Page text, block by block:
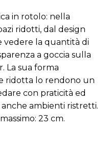
in rotolo: nella
ridotti, dal design
vedere la quantità di
a goccia sulla
La sua forma
ridotta lo rendono un
con praticità ed
ambienti ristretti.
23 cm.